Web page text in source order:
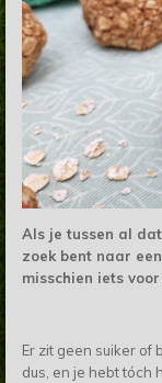
Als je tussen al
zoek bent naar
misschien iets
Er zit geen suiker of
dus, en je hebt tóch